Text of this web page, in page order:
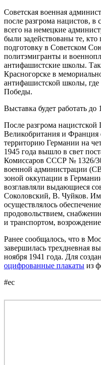
Советская военная
после разгрома нацистов, в
всего на немецкие
были задействованы те,
подготовку в Советском
политэмигранты и
антифашистские школы.
Красногорске в
антифашистской школы, где
Победы.
Выставка будет работать до
После разгрома
Великобритания и Франция
территорию Германии на
1945 года вышло в свет
Комиссаров СССР № 1326/
военной администрации
зоной оккупации в
возглавляли выдающиеся
Соколовский, В. Чуйков.
осуществлялось
продовольствием,
и транспортом,
Ранее сообщалось, что в
завершилась трехдневная
ноября 1941 года. Для
оцифрованные плакаты из
#ес